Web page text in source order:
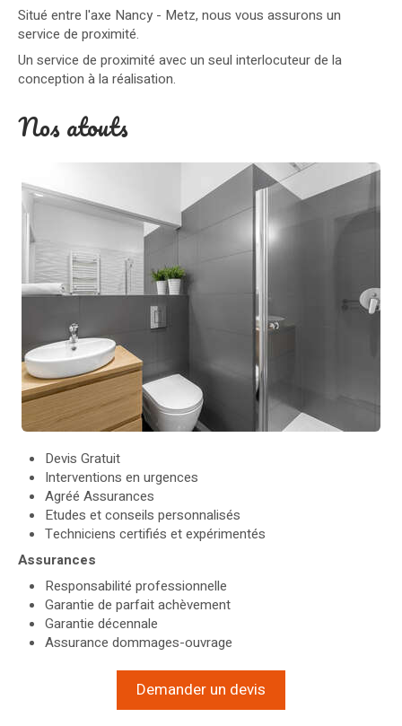
Situé entre l'axe Nancy - Metz, nous vous assurons un
service de proximité.
Un service de proximité avec un seul interlocuteur de la
conception à la réalisation.
Nos atouts
Devis Gratuit
Interventions en urgences
Agréé Assurances
Etudes et conseils personnalisés
Techniciens certifiés et expérimentés
Assurances
Responsabilité professionnelle
Garantie de parfait achèvement
Garantie décennale
Assurance dommages-ouvrage
Demander un devis